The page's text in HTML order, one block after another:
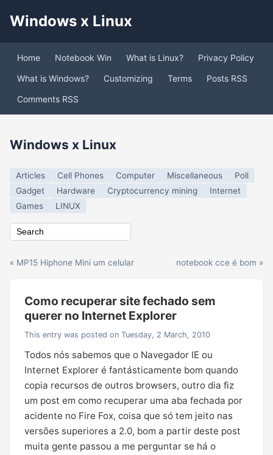
Windows x Linux
Home Notebook Win What is Linux?
Privacy Policy
What is Windows?
Customizing Terms
Posts RSS
Comments RSS
Windows x Linux
Articles Cell Phones Computer Miscellaneous
Poll
Gadget
Hardware Cryptocurrency mining
Internet
Games
LINUX
« MP15 Hiphone Mini um celular notebook cce é bom »
Como recuperar site fechado sem
querer no Internet Explorer
This entry was posted on Tuesday, 2 March, 2010
Todos nós sabemos que o Navegador IE ou
Internet Explorer é fantásticamente bom quando
copia recursos de outros browsers, outro dia fiz
um post em como recuperar uma aba fechada por
acidente no Fire Fox, coisa que só tem jeito nas
versões superiores a 2.0, bom a partir deste post
muita gente passou a me perguntar se há o